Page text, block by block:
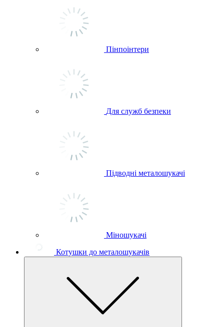
Пінпоінтери
Для служб безпеки
Підводні металошукачі
Міношукачі
Котушки до металошукачів